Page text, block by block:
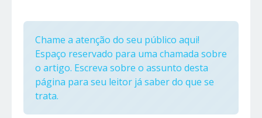
Chame a atenção do seu público aqui!
Espaço reservado para uma chamada sobre
o artigo. Escreva sobre o assunto desta
página para seu leitor já saber do que se
trata.